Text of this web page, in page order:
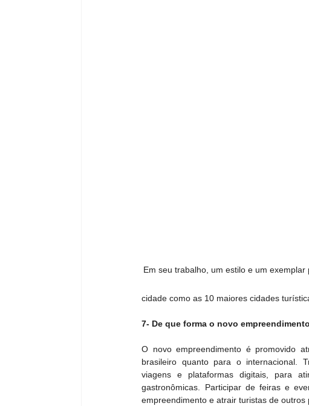
Em seu trabalho, um estilo e um exemplar
cidade como as 10 maiores cidades
7- De que forma o novo
O novo empreendimento é promovido
brasileiro quanto para o internacional.
viagens e plataformas digitais, para
gastronômicas. Participar de feiras e
empreendimento e atrair turistas de outros